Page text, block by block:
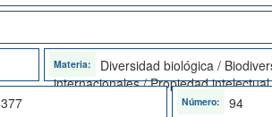
Diversidad biológica /
internacionales / Propiedad intelectual
94